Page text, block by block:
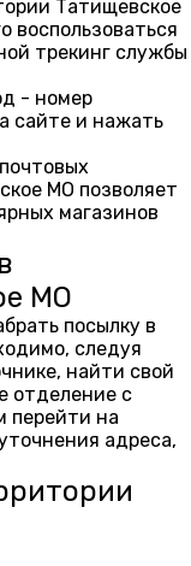
Татищевское
воспользоваться
трекинг службы
- номер
сайте и нажать
МО позволяет
магазинов
МО
посылку в
следуя
найти свой
отделение с
перейти на
адреса,